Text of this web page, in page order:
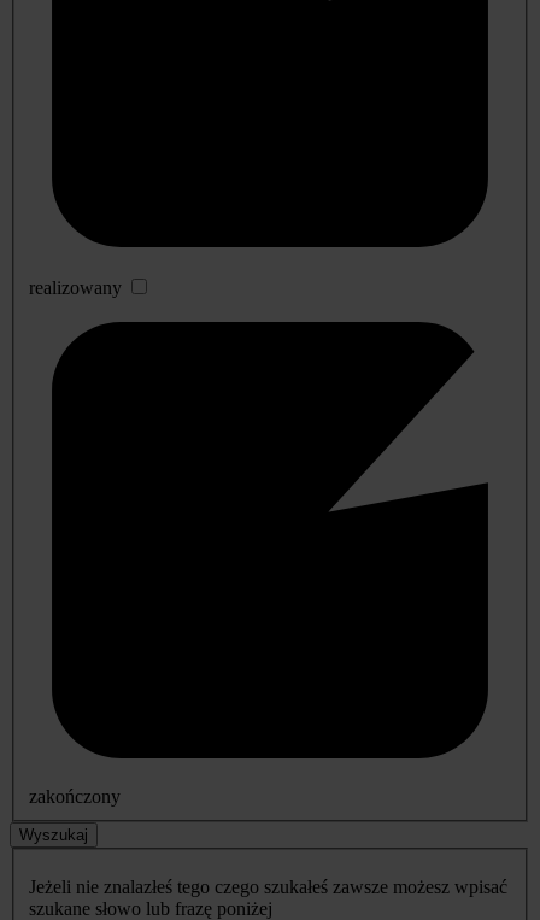
realizowany
zakończony
Wyszukaj
Jeżeli nie znalazłeś tego czego szukałeś zawsze możesz wpisać
szukane słowo lub frazę poniżej